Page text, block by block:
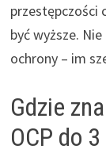
przestępczości
być wyższe.
ochrony – im
Gdzie
OCP do